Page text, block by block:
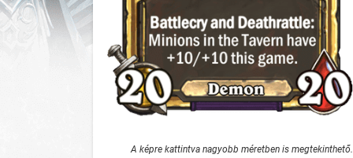
A képre kattintva nagyobb méretben is megtekinthető.